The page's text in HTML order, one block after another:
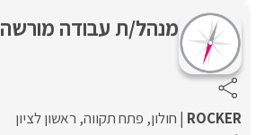
מנהל/ת עבודה מורשה
ROCKER חולון פתח תקווה ראשון לציון